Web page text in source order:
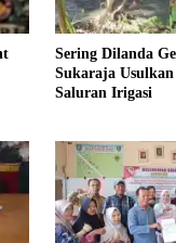
Sering Dilanda
Sukaraja
Saluran Irigasi